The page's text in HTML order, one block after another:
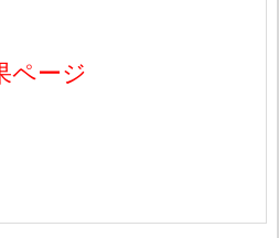
ページ